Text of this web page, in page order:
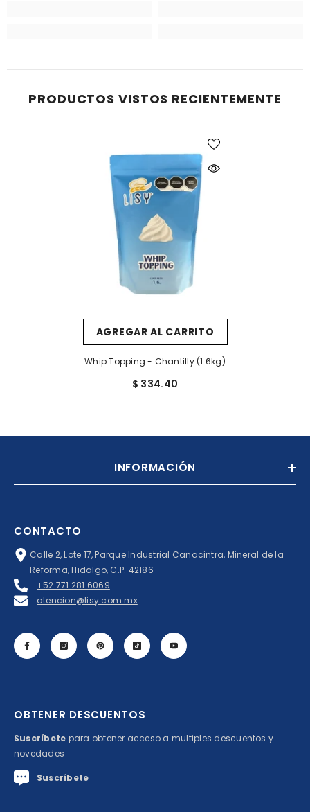
PRODUCTOS VISTOS RECIENTEMENTE
AGREGAR AL CARRITO
Whip Topping - Chantilly (1.6kg)
$ 334.40
INFORMACIÓN
CONTACTO
Calle 2, Lote 17, Parque Industrial Canacintra, Mineral de la
Reforma, Hidalgo, C.P. 42186
+52 771 281 6069
atencion@lisy.com.mx
OBTENER DESCUENTOS
Suscríbete para obtener acceso a multiples descuentos y
novedades
Suscríbete